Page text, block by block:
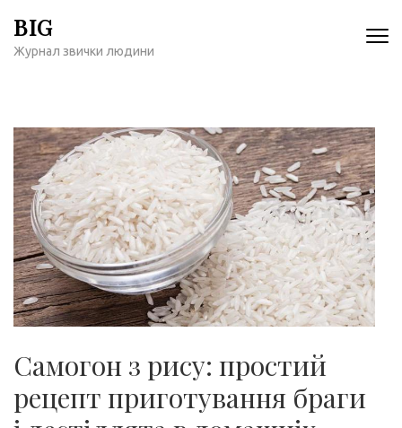
содержимому
BIG
Журнал звички людини
Самогон з рису: простий
рецепт приготування браги